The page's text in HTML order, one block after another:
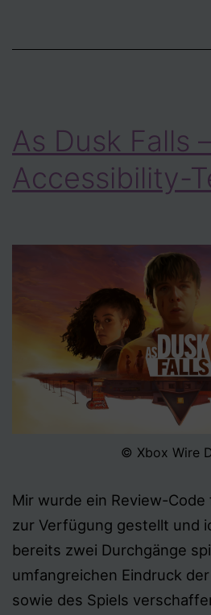
As Dusk Falls
Accessibility-
© Xbox Wire
Mir wurde ein Review-Code
zur Verfügung gestellt und
bereits zwei Durchgänge
umfangreichen Eindruck
sowie des Spiels